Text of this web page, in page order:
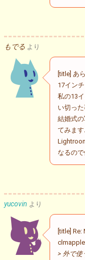
もでる より
[title] あ
17イン
私の13
い切っ
結婚式
てみます
なるの
yucovin より
[title] Re:
> 外で使